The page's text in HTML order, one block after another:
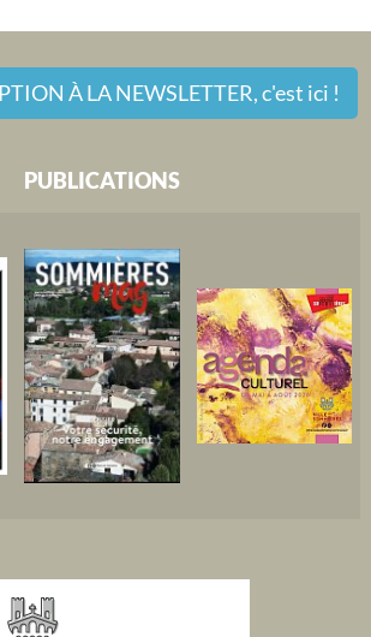
À LA NEWSLETTER,c'est ici !
PUBLICATIONS